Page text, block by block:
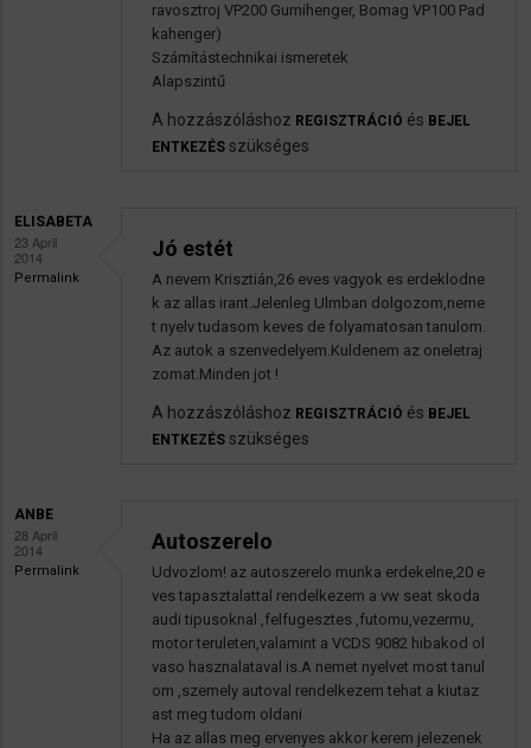
ravosztroj VP200 Gumihenger, Bomag VP100 Pad
kahenger)
Számítástechnikai ismeretek
Alapszintű
A hozzászóláshoz REGISZTRÁCIÓ és BEJEL
ENTKEZÉS szükséges
ELISABETA
23 April
2014
Permalink
Jó estét
A nevem Krisztián,26 eves vagyok es erdeklodne
k az allas irant.Jelenleg Ulmban dolgozom,neme
t nyelv tudasom keves de folyamatosan tanulom.
Az autok a szenvedelyem.Kuldenem az oneletraj
zomat.Minden jot !
A hozzászóláshoz REGISZTRÁCIÓ és BEJEL
ENTKEZÉS szükséges
ANBE
28 April
2014
Permalink
Autoszerelo
Udvozlom! az autoszerelo munka erdekelne,20 e
ves tapasztalattal rendelkezem a vw seat skoda
audi tipusoknal ,felfugesztes ,futomu,vezermu,
motor teruleten,valamint a VCDS 9082 hibakod ol
vaso hasznalataval is.A nemet nyelvet most tanul
om ,szemely autoval rendelkezem tehat a kiutaz
ast meg tudom oldani
Ha az allas meg ervenyes akkor kerem jelezenek